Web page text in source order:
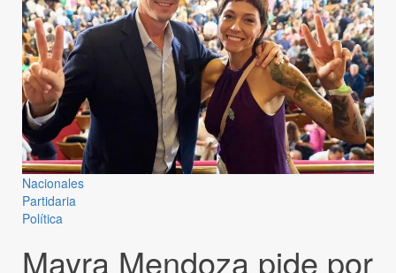
Nacionales
Partidaria
Política
Mayra Mendoza pide por